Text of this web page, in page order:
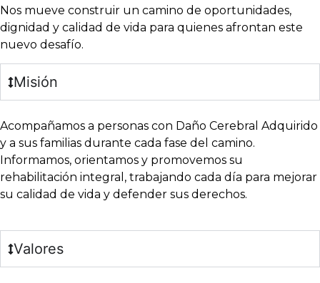
Nos mueve construir un camino de oportunidades,
dignidad y calidad de vida para quienes afrontan este
nuevo desafío.
Misión
Acompañamos a personas con Daño Cerebral Adquirido
y a sus familias durante cada fase del camino.
Informamos, orientamos y promovemos su
rehabilitación integral, trabajando cada día para mejorar
su calidad de vida y defender sus derechos.
Valores